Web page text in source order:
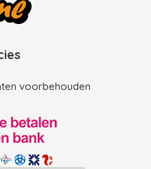
voorbehouden